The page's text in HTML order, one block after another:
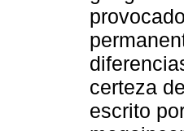
certeza
escrito